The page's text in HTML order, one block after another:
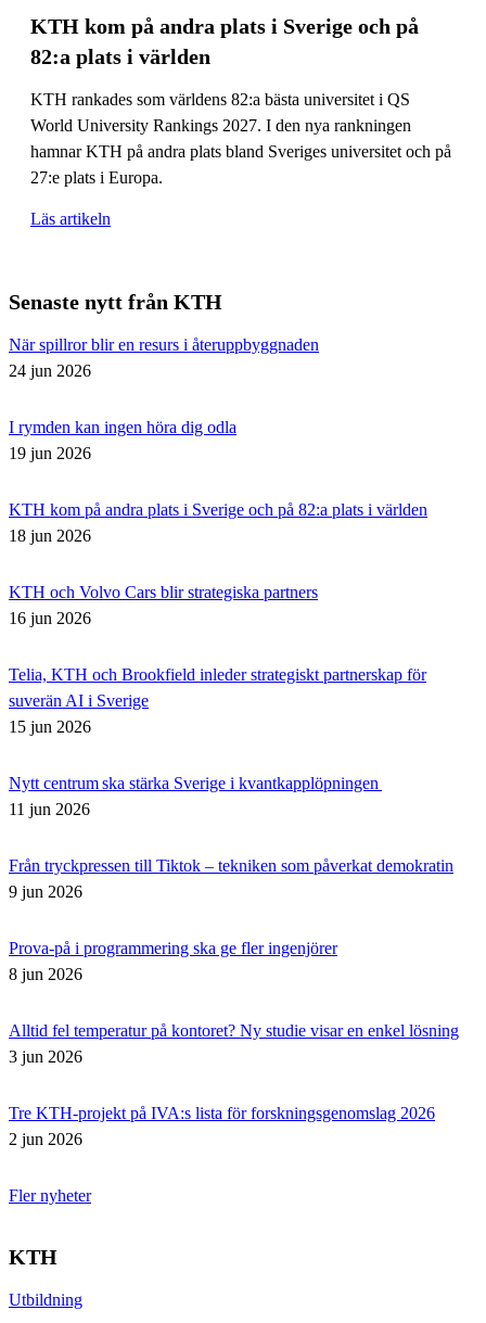
KTH kom på andra plats i Sverige och på
82:a plats i världen
KTH rankades som världens 82:a bästa universitet i QS
World University Rankings 2027. I den nya rankningen
hamnar KTH på andra plats bland Sveriges universitet och på
27:e plats i Europa.
Läs artikeln
Senaste nytt från KTH
När spillror blir en resurs i återuppbyggnaden
24 jun 2026
I rymden kan ingen höra dig odla
19 jun 2026
KTH kom på andra plats i Sverige och på 82:a plats i världen
18 jun 2026
KTH och Volvo Cars blir strategiska partners
16 jun 2026
Telia, KTH och Brookfield inleder strategiskt partnerskap för
suverän AI i Sverige
15 jun 2026
Nytt centrum ska stärka Sverige i kvantkapplöpningen
11 jun 2026
Från tryckpressen till Tiktok – tekniken som påverkat demokratin
9 jun 2026
Prova-på i programmering ska ge fler ingenjörer
8 jun 2026
Alltid fel temperatur på kontoret? Ny studie visar en enkel lösning
3 jun 2026
Tre KTH-projekt på IVA:s lista för forskningsgenomslag 2026
2 jun 2026
Fler nyheter
KTH
Utbildning